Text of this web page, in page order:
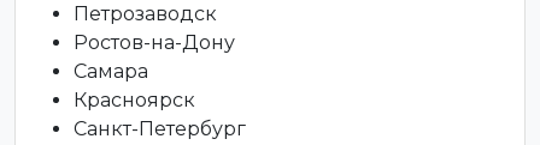
Петрозаводск
Ростов-на-Дону
Самара
Красноярск
Санкт-Петербург